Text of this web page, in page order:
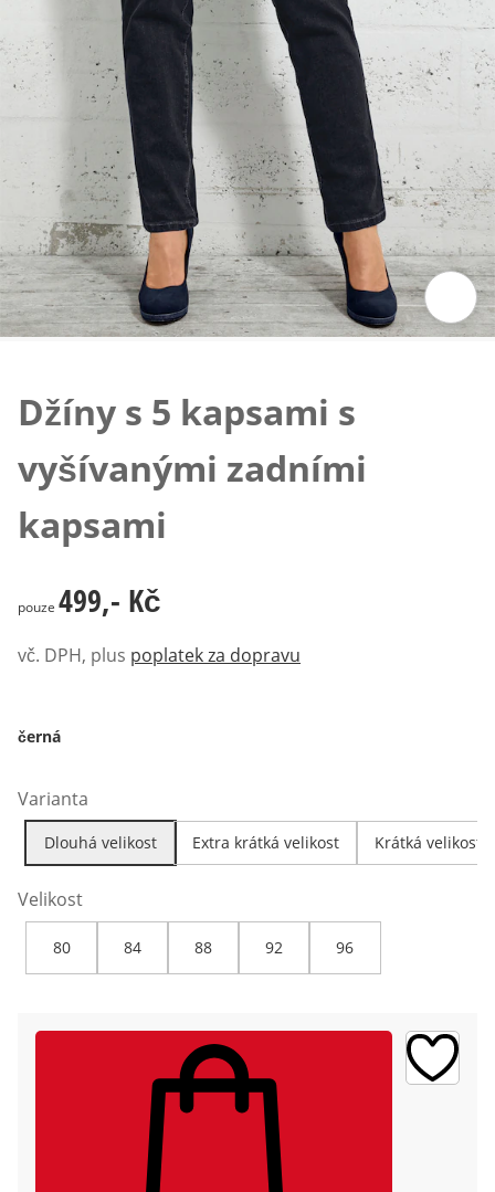
Džíny s 5 kapsami s
vyšívanými zadními
kapsami
499,- Kč
pouze 499,- Kč
vč. DPH, plus poplatek za dopravu
černá
Varianta
Dlouhá velikost Extra krátká velikost Krátká velikost
Velikost
80 84 88 92 96